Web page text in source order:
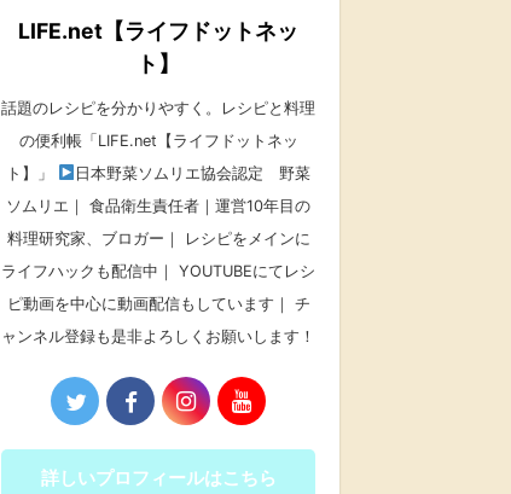
LIFE.net【ライフドットネッ
ト】
話題のレシピを分かりやすく。レシピと料理
の便利帳「LIFE.net【ライフドットネッ
ト】」
日本野菜ソムリエ協会認定 野菜
ソムリエ｜ 食品衛生責任者｜運営10年目の
料理研究家、ブロガー｜ レシピをメインに
ライフハックも配信中｜ YOUTUBEにてレシ
ピ動画を中心に動画配信もしています｜ チ
ャンネル登録も是非よろしくお願いします！
詳しいプロフィールはこちら